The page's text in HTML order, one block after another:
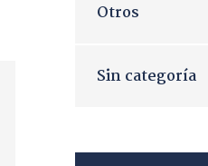
Otros
Sin categoría